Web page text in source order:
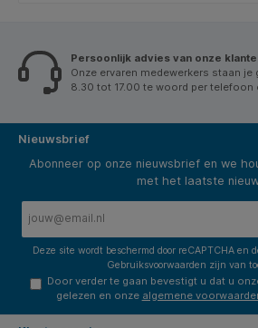
Persoonlijk advies van onze
Onze ervaren medewerkers staan je
8.30 tot 17.00 te woord per telefoon
Nieuwsbrief
Abonneer op onze nieuwsbrief en we
met het laatste
Deze site wordt beschermd door reCAPTCHA en
Gebruiksvoorwaarden zijn van
Door verder te gaan bevestigt u dat u
gelezen en onze algemene